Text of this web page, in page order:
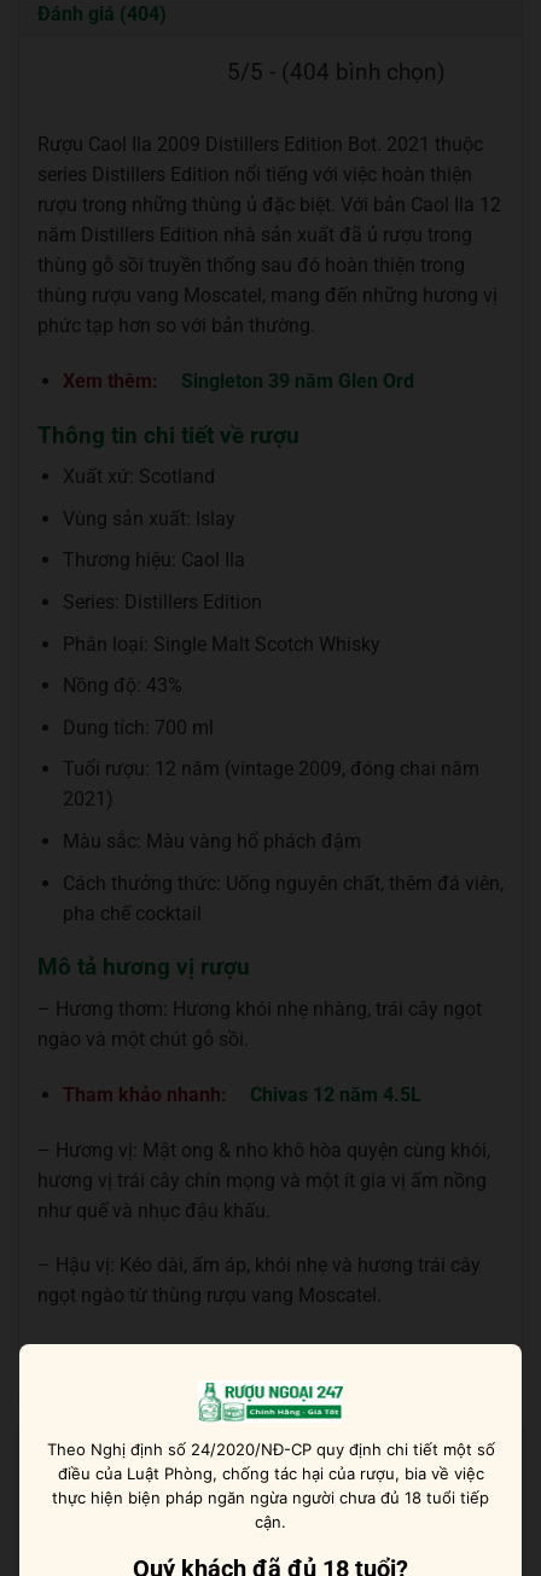
Đánh giá (404)
5/5 - (404 bình chọn)
Rượu Caol Ila 2009 Distillers Edition Bot. 2021 thuộc
series Distillers Edition nổi tiếng với việc hoàn thiện
rượu trong những thùng ủ đặc biệt. Với bản Caol Ila 12
năm Distillers Edition nhà sản xuất đã ủ rượu trong
thùng gỗ sồi truyền thống sau đó hoàn thiện trong
thùng rượu vang Moscatel, mang đến những hương vị
phức tạp hơn so với bản thường.
Xem thêm: Singleton 39 năm Glen Ord
Thông tin chi tiết về rượu
Xuất xứ: Scotland
Vùng sản xuất: Islay
Thương hiệu: Caol Ila
Series: Distillers Edition
Phân loại: Single Malt Scotch Whisky
Nồng độ: 43%
Dung tích: 700 ml
Tuổi rượu: 12 năm (vintage 2009, đóng chai năm
2021)
Màu sắc: Màu vàng hổ phách đậm
Cách thưởng thức: Uống nguyên chất, thêm đá viên,
pha chế cocktail
Mô tả hương vị rượu
– Hương thơm: Hương khói nhẹ nhàng, trái cây ngọt
ngào và một chút gỗ sồi.
Tham khảo nhanh: Chivas 12 năm 4.5L
– Hương vị: Mật ong & nho khô hòa quyện cùng khói,
hương vị trái cây chín mọng và một ít gia vị ấm nồng
như quế và nhục đậu khấu.
– Hậu vị: Kéo dài, ấm áp, khói nhẹ và hương trái cây
ngọt ngào từ thùng rượu vang Moscatel.
Theo Nghị định số 24/2020/NĐ-CP quy định chi tiết một số
điều của Luật Phòng, chống tác hại của rượu, bia về việc
thực hiện biện pháp ngăn ngừa người chưa đủ 18 tuổi tiếp
cận.
Quý khách đã đủ 18 tuổi?